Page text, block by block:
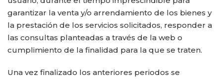
garantizar la venta y/o arrendamiento de los bienes y
la prestación de los servicios solicitados, responder a
las consultas planteadas a través de la web o
cumplimiento de la finalidad para la que se traten.
Una vez finalizado los anteriores periodos se